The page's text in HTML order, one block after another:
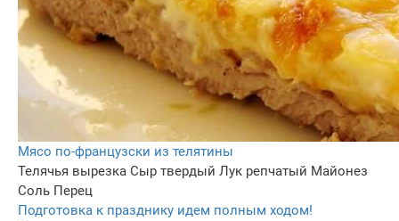
Мясо по-французски из телятины
Телячья вырезка Сыр твердый Лук репчатый Майонез
Соль Перец
Подготовка к празднику идем полным ходом!